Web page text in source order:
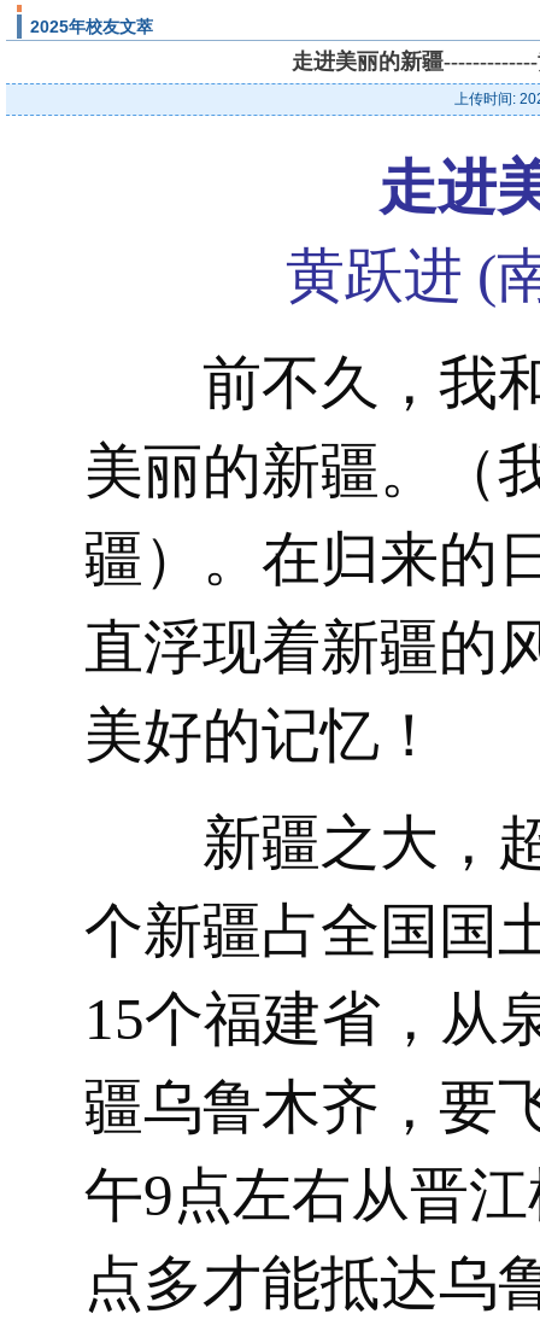
2025年校友文萃
走进美丽的新疆
上传时间:
走进
黄跃进 (
前不久，我和
美丽的新疆。（
疆）。在归来的
直浮现着新疆的
美好的记忆！
新疆之大，
个新疆占全国国
15个福建省，从
疆乌鲁木齐，要
午9点左右从晋
点多才能抵达乌